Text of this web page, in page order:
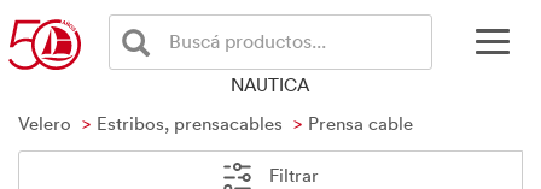
Buscá productos...
NAUTICA
Velero
Estribos, prensacables Prensa cable
Filtrar